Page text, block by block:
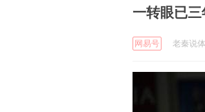
一转眼已
网易号 老秦说